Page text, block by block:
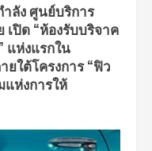
ลัง ศูนย์บริการ
ปิด “ห้องรับบริจาค
แห่งแรกใน
ใต้โครงการ “ฟิว
แห่งการให้